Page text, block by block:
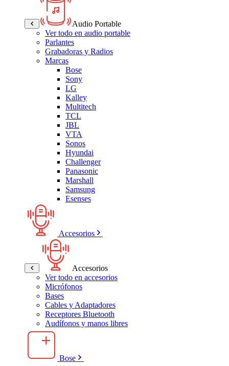
Audio Portable
Ver todo en audio portable
Parlantes
Grabadoras y Radios
Marcas
Bose
Sony
LG
Kalley
Multitech
TCL
JBL
VTA
Sonos
Hyundai
Challenger
Panasonic
Marshall
Samsung
Esenses
Accesorios
Accesorios
Ver todo en accesorios
Micrófonos
Bases
Cables y Adaptadores
Receptores Bluetooth
Audífonos y manos libres
Bose